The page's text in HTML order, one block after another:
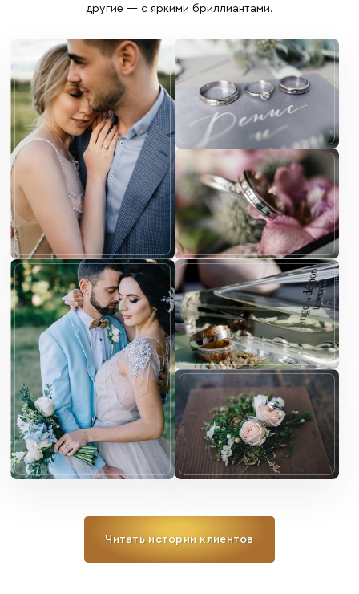
другие — с яркими бриллиантами.
Читать истории клиентов